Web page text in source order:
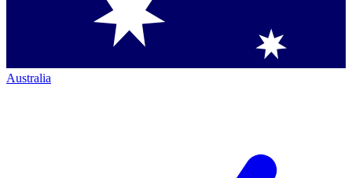
Australia